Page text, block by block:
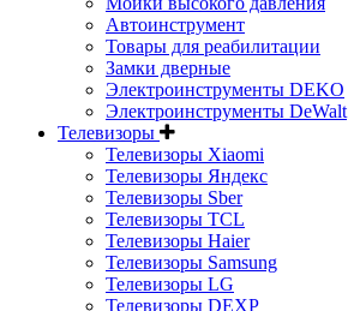
Автоинструмент
Товары для реабилитации
Замки дверные
Электроинструменты DEKO
Электроинструменты DeWalt
Телевизоры
Телевизоры Xiaomi
Телевизоры Яндекс
Телевизоры Sber
Телевизоры TCL
Телевизоры Haier
Телевизоры Samsung
Телевизоры LG
Телевизоры DEXP